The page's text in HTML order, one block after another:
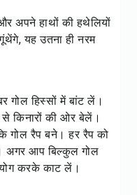
अपने हाथों की हथेलियों
यह उतना ही नरम
गोल हिस्सों में बांट लें।
किनारों की ओर बेलें।
गोल रैप बने। हर रैप को
अगर आप बिल्कुल गोल
करके काट लें।